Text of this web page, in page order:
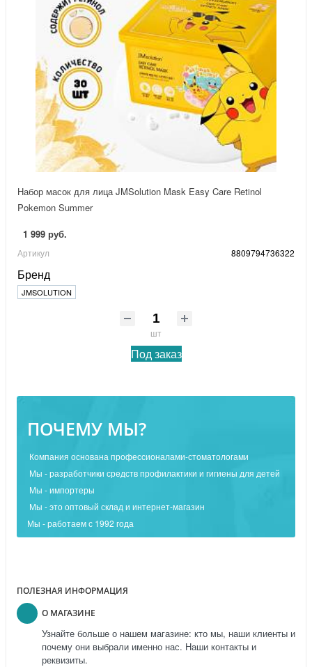
ПОЧЕМУ МЫ?
Компания основана профессионалами-стоматологами
Мы - разработчики средств профилактики и гигиены для детей
Мы - импортеры
Мы - это оптовый склад и интернет-магазин
Мы - работаем с 1992 года
ПОЛЕЗНАЯ ИНФОРМАЦИЯ
О МАГАЗИНЕ
Узнайте больше о нашем магазине: кто мы, наши клиенты и
почему они выбрали именно нас. Наши контакты и
реквизиты.
Набор масок для лица JMSolution Mask Easy Care Retinol
Pokemon Summer
1 999 руб.
Артикул 8809794736322
Бренд
JMSOLUTION
шт
Под заказ